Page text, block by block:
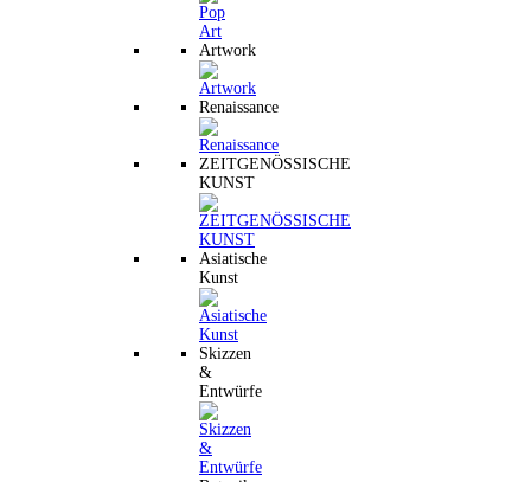
Artwork
Renaissance
ZEITGENÖSSISCHE
KUNST
Asiatische
Kunst
Skizzen
&
Entwürfe